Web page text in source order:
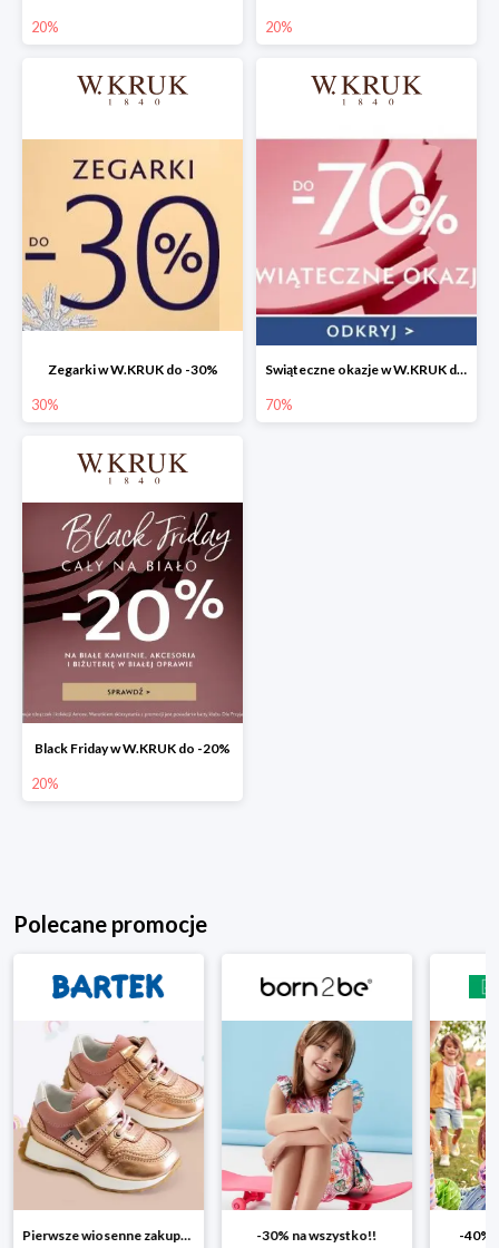
20% 20%
Zegarki w W.KRUK do -30%
30%
Swiąteczne okazje w W.KRUK do -70%
70%
Black Friday w W.KRUK do -20%
20%
Polecane promocje
Pierwsze wiosenne zakupy -20% -30% na wszystko!! -40%